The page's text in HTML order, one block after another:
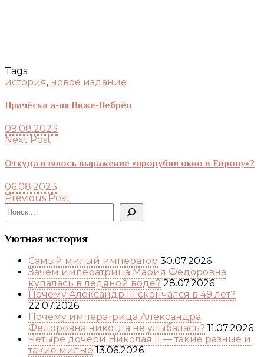
Tags:
история, новое издание
Причёска а-ля Виже-Лебрён
09.08.2023
Next Post
Откуда взялось выражение «прорубил окно в Европу»?
06.08.2023
Previous Post
Поиск
Уютная история
Самый милый император 30.07.2026
Зачем императрица Мария Федоровна
купалась в ледяной воде? 28.07.2026
Почему Александр III скончался в 49 лет?
22.07.2026
Почему императрица Александра
Федоровна никогда не улыбалась? 11.07.2026
Четыре дочери Николая II — такие разные и
такие милые 13.06.2026